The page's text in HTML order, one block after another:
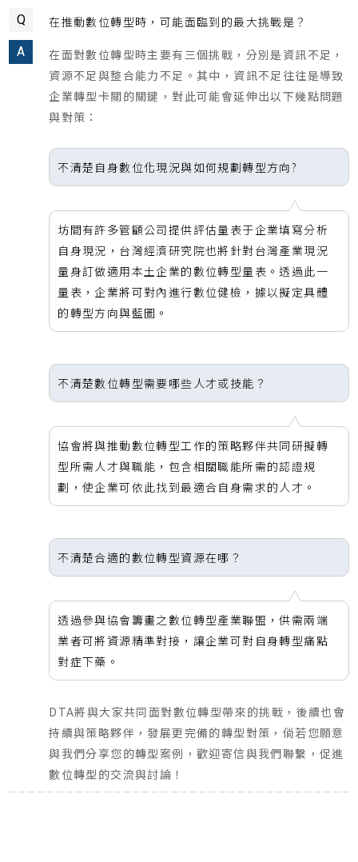
Q 在推動數位轉型時，可能面臨到的最大挑戰是？
A
在面對數位轉型時主要有三個挑戰，分別是資訊不足，
資源不足與整合能力不足。其中，資訊不足往往是導致
企業轉型卡關的關鍵，對此可能會延伸出以下幾點問題
與對策：
不清楚自身數位化現況與如何規劃轉型方向?
坊間有許多管顧公司提供評估量表于企業填寫分析
自身現況，台灣經濟研究院也將針對台灣產業現況
量身訂做適用本土企業的數位轉型量表。透過此一
量表，企業將可對內進行數位健檢，據以擬定具體
的轉型方向與藍圖。
不清楚數位轉型需要哪些人才或技能？
協會將與推動數位轉型工作的策略夥伴共同研擬轉
型所需人才與職能，包含相關職能所需的認證規
劃，使企業可依此找到最適合自身需求的人才。
不清楚合適的數位轉型資源在哪？
透過參與協會籌畫之數位轉型產業聯盟，供需兩端
業者可將資源精準對接，讓企業可對自身轉型痛點
對症下藥。
DTA將與大家共同面對數位轉型帶來的挑戰，後續也會
持續與策略夥伴，發展更完備的轉型對策，倘若您願意
與我們分享您的轉型案例，歡迎寄信與我們聯繫，促進
數位轉型的交流與討論！